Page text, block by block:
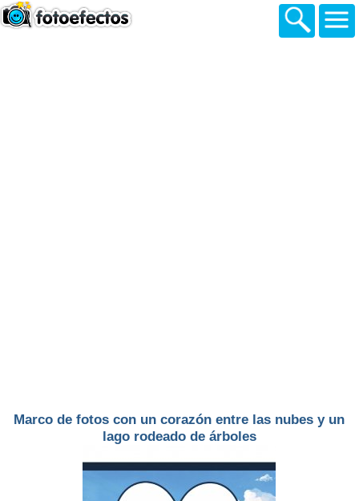
Marco de fotos con un corazón entre las nubes y un
lago rodeado de árboles